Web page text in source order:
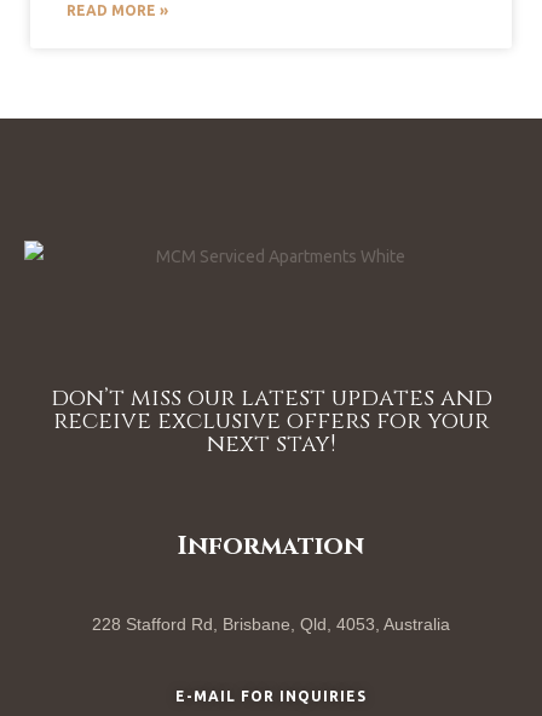
READ MORE »
don’t miss our latest updates and
receive exclusive offers for your
next stay!
Information
228 Stafford Rd, Brisbane, Qld, 4053, Australia
E-MAIL FOR INQUIRIES